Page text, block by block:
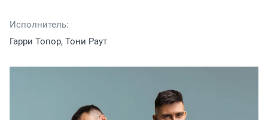
Исполнитель:
Гарри Топор, Тони Раут